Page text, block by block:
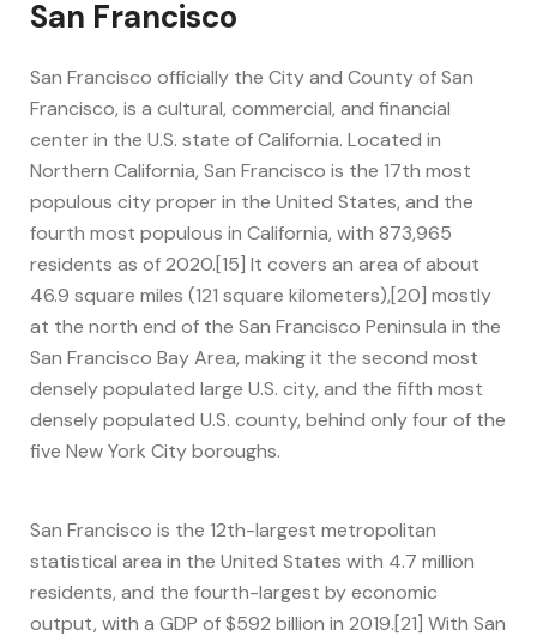
San Francisco
San Francisco officially the City and County of San
Francisco, is a cultural, commercial, and financial
center in the U.S. state of California. Located in
Northern California, San Francisco is the 17th most
populous city proper in the United States, and the
fourth most populous in California, with 873,965
residents as of 2020.[15] It covers an area of about
46.9 square miles (121 square kilometers),[20] mostly
at the north end of the San Francisco Peninsula in the
San Francisco Bay Area, making it the second most
densely populated large U.S. city, and the fifth most
densely populated U.S. county, behind only four of the
five New York City boroughs.
San Francisco is the 12th-largest metropolitan
statistical area in the United States with 4.7 million
residents, and the fourth-largest by economic
output, with a GDP of $592 billion in 2019.[21] With San